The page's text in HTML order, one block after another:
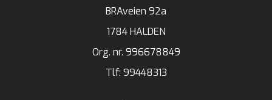
BRAveien 92a
1784 HALDEN
Org. nr. 996678849
Tlf: 99448313